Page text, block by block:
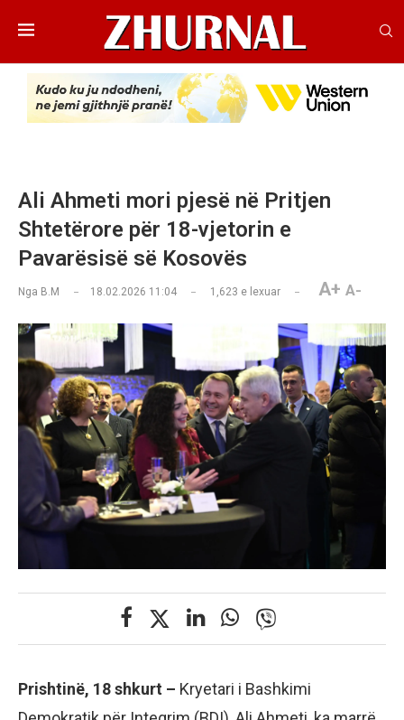
Ali Ahmeti mori pjesë në Pritjen
Shtetërore për 18-vjetorin e
Pavarësisë së Kosovës
Nga B.M 18.02.2026 11:04 1,623 e lexuar A+ A-
Prishtinë, 18 shkurt – Kryetari i Bashkimi